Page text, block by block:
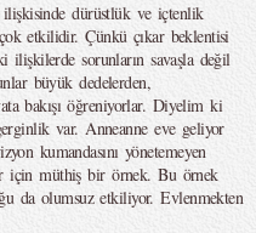
ilişkisinde dürüstlük ve içtenlik
etkilidir. Çünkü çıkar beklentisi
ilişkilerde sorunların savaşla değil
büyük dedelerden,
bakışı öğreniyorlar. Diyelim ki
var. Anneanne eve geliyor
kumandasını yönetemeyen
için müthiş bir örnek. Bu örnek
da olumsuz etkiliyor. Evlenmekten